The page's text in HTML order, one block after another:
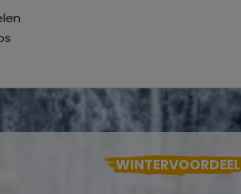
WINTERVOORDEEL